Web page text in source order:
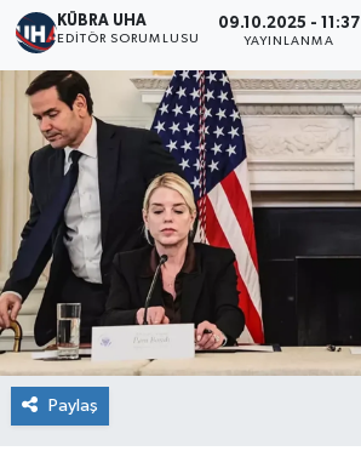
KÜBRA UHA
EDİTÖR SORUMLUSU
09.10.2025 - 11:37
YAYINLANMA
Paylaş